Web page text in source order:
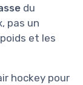
du
pas un
et les
hockey pour